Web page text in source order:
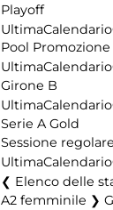
Playoff
UltimaCalendario
Pool Promozione
UltimaCalendario
Girone B
UltimaCalendario
Serie A Gold
Sessione regolare
UltimaCalendario
Elenco delle
A2 femminile ❯